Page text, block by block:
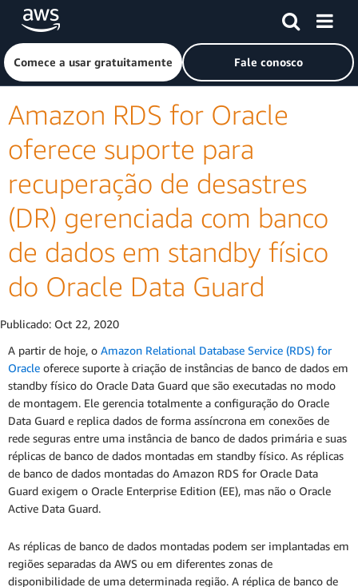
Pular para o conteúdo principal
Clique aqui para voltar à página inicial da Amazon Web
Comece a usar gratuitamente Fale conosco
Amazon RDS for Oracle
oferece suporte para
recuperação de desastres
(DR) gerenciada com banco
de dados em standby físico
do Oracle Data Guard
Publicado: Oct 22, 2020
A partir de hoje, o Amazon Relational Database Service (RDS) for
Oracle oferece suporte à criação de instâncias de banco de dados em
standby físico do Oracle Data Guard que são executadas no modo
de montagem. Ele gerencia totalmente a configuração do Oracle
Data Guard e replica dados de forma assíncrona em conexões de
rede seguras entre uma instância de banco de dados primária e suas
réplicas de banco de dados montadas em standby físico. As réplicas
de banco de dados montadas do Amazon RDS for Oracle Data
Guard exigem o Oracle Enterprise Edition (EE), mas não o Oracle
Active Data Guard.
As réplicas de banco de dados montadas podem ser implantadas em
regiões separadas da AWS ou em diferentes zonas de
disponibilidade de uma determinada região. A réplica de banco de